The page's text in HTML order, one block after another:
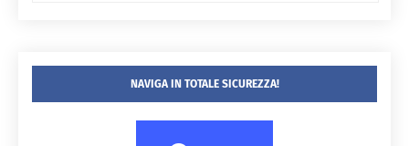
NAVIGA IN TOTALE SICUREZZA!